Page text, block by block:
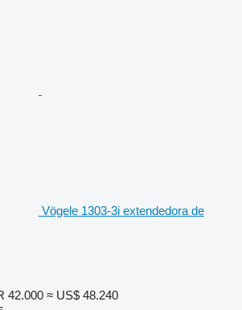
Vögele 1303-3i extendedora de
42.000 ≈ US$ 48.240